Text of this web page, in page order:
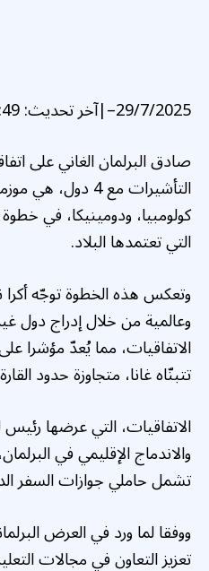
29/7/2025
–
|آخر تحديث:13:49
صادق البرلمان الغاني على
التأشيرات مع 4
كولومبيا، ودومينيكا، في
التي تعتمدها البلاد.
وتعكس هذه الخطوة توجّه
وعالمية من خلال إدراج دول
الاتفاقيات، مما يُعدّ مؤشرا
تتبنّاه غانا، متجاوزة حدود
الاتفاقيات، التي عرضها
والاندماج الإقليمي في
تشمل حاملي جوازات السفر
ووفقا لما ورد في العرض
تعزيز التعاون في مجالات